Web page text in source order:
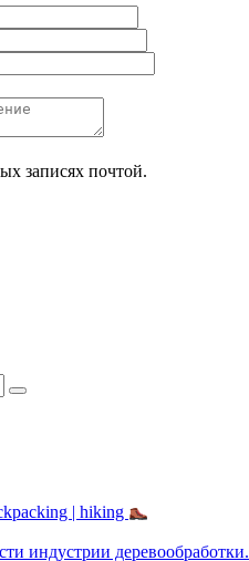
записях почтой.
| hiking
индустрии деревообработки.